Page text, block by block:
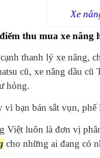
Xe
thu mua xe nâng
thanh lý xe nâng,
cũ, xe nâng dầu
hỏng.
vì bạn bán sắt vụn,
Việt luôn là đơn vị
cho những ai đang có